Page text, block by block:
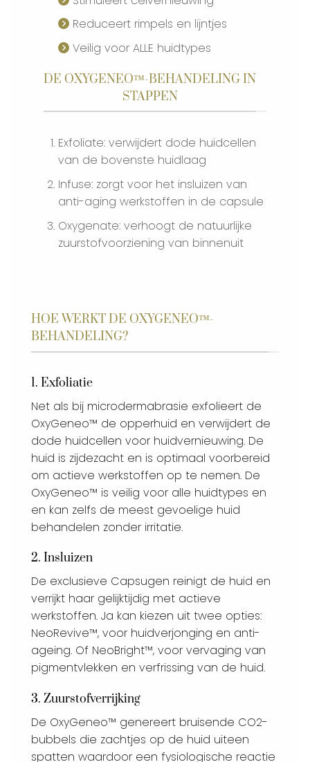
Reduceert rimpels en lijntjes
Veilig voor ALLE huidtypes
DE OXYGENEO™-BEHANDELING IN
STAPPEN
Exfoliate: verwijdert dode huidcellen
van de bovenste huidlaag
Infuse: zorgt voor het insluizen van
anti-aging werkstoffen in de capsule
Oxygenate: verhoogt de natuurlijke
zuurstofvoorziening van binnenuit
HOE WERKT DE OXYGENEO™-
BEHANDELING?
1. Exfoliatie
Net als bij microdermabrasie exfolieert de
OxyGeneo™ de opperhuid en verwijdert de
dode huidcellen voor huidvernieuwing. De
huid is zijdezacht en is optimaal voorbereid
om actieve werkstoffen op te nemen. De
OxyGeneo™ is veilig voor alle huidtypes en
en kan zelfs de meest gevoelige huid
behandelen zonder irritatie.
2. Insluizen
De exclusieve Capsugen reinigt de huid en
verrijkt haar gelijktijdig met actieve
werkstoffen. Ja kan kiezen uit twee opties:
NeoRevive™, voor huidverjonging en anti-
ageing. Of NeoBright™, voor vervaging van
pigmentvlekken en verfrissing van de huid.
3. Zuurstofverrijking
De OxyGeneo™ genereert bruisende CO2-
bubbels die zachtjes op de huid uiteen
spatten waardoor een fysiologische reactie